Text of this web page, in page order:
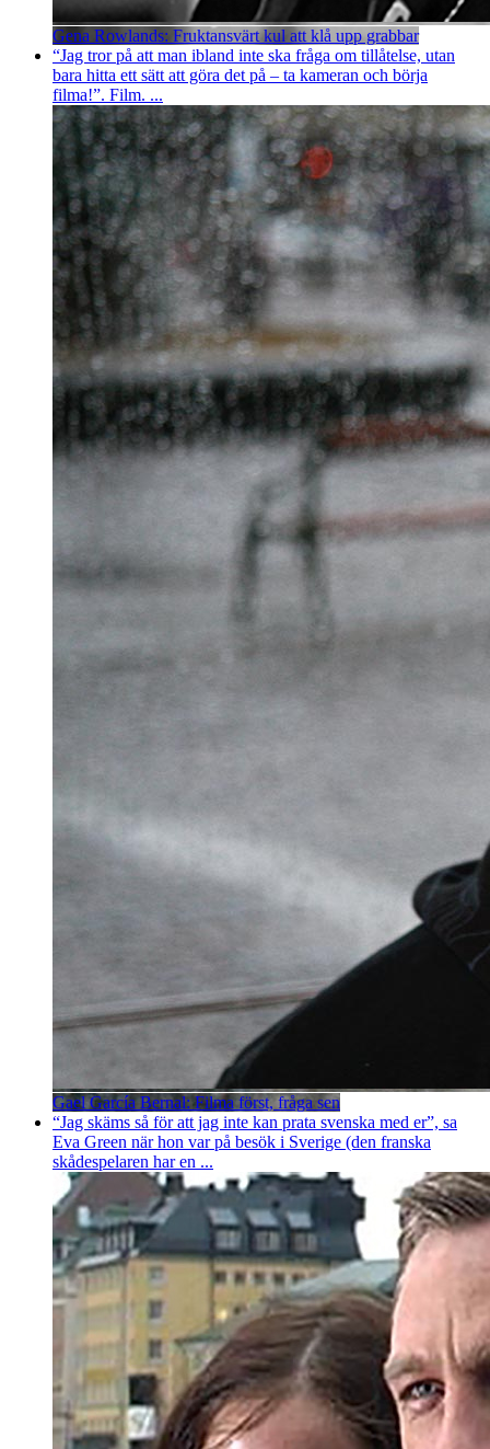
Gena Rowlands: Fruktansvärt kul att klå upp grabbar
“Jag tror på att man ibland inte ska fråga om tillåtelse, utan
bara hitta ett sätt att göra det på – ta kameran och börja
filma!”. Film. ...
Gael García Bernal: Filma först, fråga sen
“Jag skäms så för att jag inte kan prata svenska med er”, sa
Eva Green när hon var på besök i Sverige (den franska
skådespelaren har en ...